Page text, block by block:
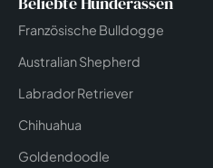
Französische Bulldogge
Australian Shepherd
Labrador Retriever
Chihuahua
Goldendoodle